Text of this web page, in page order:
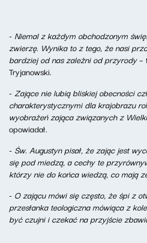
- Niemal z każdym obchodzonym
zwierzę. Wynika to z tego, że nasi
bardziej od nas zależni od przyrody–
Tryjanowski.
-Zające nie lubią bliskiej obecności
charakterystycznymi dla krajobrazu
wyobrażeń zająca związanych z
opowiadał.
- Św. Augustyn pisał, że zając jest
się pod miedzą, a cechy te
którzy nie do końca wiedzą, co mają
- O zającu mówi się często, że śpi z
przesłanka teologiczna mówiąca z
być czujni i czekać na przyjście